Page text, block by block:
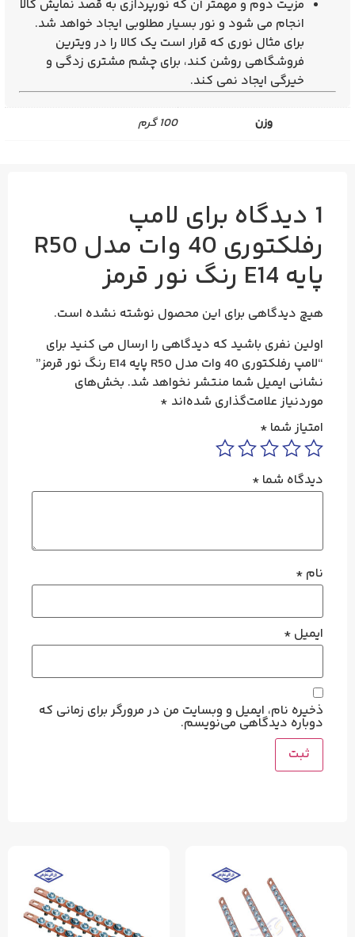
مزیت دوم و مهمتر آن که نورپردازی به قصد نمایش کالا
انجام می شود و نور بسیار مطلوبی ایجاد خواهد شد.
برای مثال نوری که قرار است یک کالا را در ویترین
فروشگاهی روشن کند، برای چشم مشتری زدگی و
خیرگی ایجاد نمی کند.
وزن 100 گرم
1 دیدگاه برای لامپ
رفلکتوری 40 وات مدل R50
پایه E14 رنگ نور قرمز
هیچ دیدگاهی برای این محصول نوشته نشده است.
اولین نفری باشید که دیدگاهی را ارسال می کنید برای
“لامپ رفلکتوری 40 وات مدل R50 پایه E14 رنگ نور قرمز”
نشانی ایمیل شما منتشر نخواهد شد. بخش‌های
موردنیاز علامت‌گذاری شده‌اند *
امتیاز شما *
دیدگاه شما *
نام *
ایمیل *
ذخیره نام، ایمیل و وبسایت من در مرورگر برای زمانی که
دوباره دیدگاهی می‌نویسم.